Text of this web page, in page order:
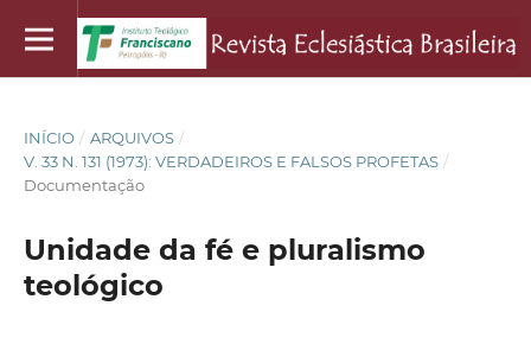
INÍCIO / ARQUIVOS /
V. 33 N. 131 (1973): VERDADEIROS E FALSOS PROFETAS /
Documentação
Unidade da fé e pluralismo
teológico